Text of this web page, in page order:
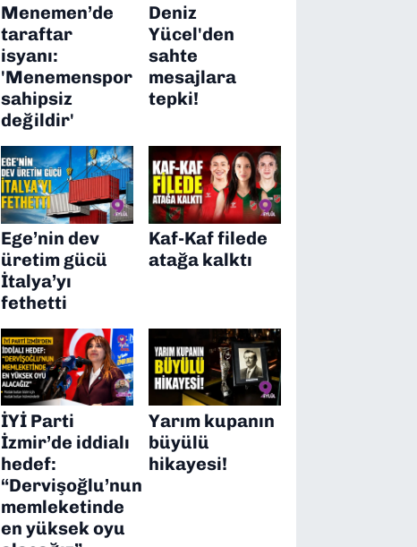
Menemen’de
taraftar
isyanı:
'Menemenspor
sahipsiz
değildir'
Deniz
Yücel'den
sahte
mesajlara
tepki!
Ege’nin dev
üretim gücü
İtalya’yı
fethetti
Kaf-Kaf filede
atağa kalktı
İYİ Parti
İzmir’de iddialı
hedef:
“Dervişoğlu’nun
memleketinde
en yüksek oyu
Yarım kupanın
büyülü
hikayesi!